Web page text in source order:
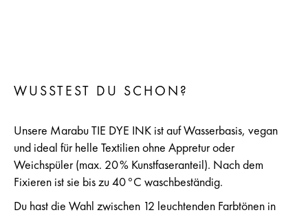
WUSSTEST DU SCHON?
Unsere Marabu TIE DYE INK ist auf Wasserbasis, vegan
und ideal für helle Textilien ohne Appretur oder
Weichspüler (max. 20 % Kunstfaseranteil). Nach dem
Fixieren ist sie bis zu 40 °C waschbeständig.
Du hast die Wahl zwischen 12 leuchtenden Farbtönen in